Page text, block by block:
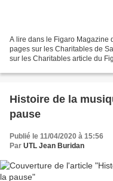
A lire dans le Figaro Magazine
pages sur les Charitables de
sur les Charitables article du
Histoire de la
pause
Publié le 11/04/2020 à 15:56
Par UTL Jean Buridan